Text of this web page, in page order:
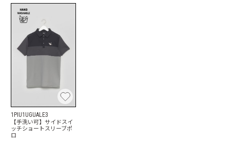
1PIU1UGUALE3
【手洗い可】サイドスイ
ッチショートスリーブポ
ロ